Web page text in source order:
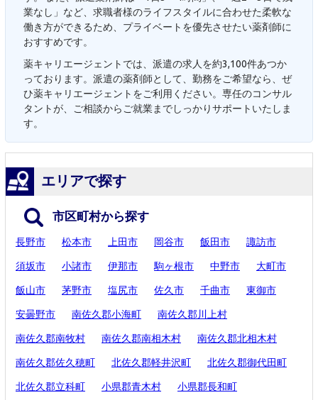
業なし」など、求職者様のライフスタイルに合わせた柔軟な
働き方ができるため、プライベートを優先させたい薬剤師に
おすすめです。
薬キャリエージェントでは、派遣の求人を約3,100件あつか
っております。派遣の薬剤師として、勤務をご希望なら、ぜ
ひ薬キャリエージェントをご利用ください。専任のコンサル
タントが、ご相談からご就業までしっかりサポートいたしま
す。
エリアで探す
市区町村から探す
長野市 松本市 上田市 岡谷市 飯田市 諏訪市
須坂市 小諸市 伊那市 駒ヶ根市 中野市 大町市
飯山市 茅野市 塩尻市 佐久市 千曲市 東御市
安曇野市 南佐久郡小海町 南佐久郡川上村
南佐久郡南牧村 南佐久郡南相木村 南佐久郡北相木村
南佐久郡佐久穂町 北佐久郡軽井沢町 北佐久郡御代田町
北佐久郡立科町 小県郡青木村 小県郡長和町